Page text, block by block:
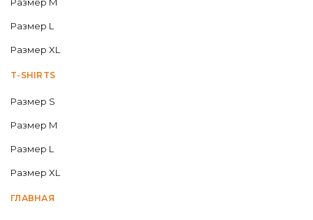
Размер L
Размер XL
T-SHIRTS
Размер S
Размер M
Размер L
Размер XL
ГЛАВНАЯ